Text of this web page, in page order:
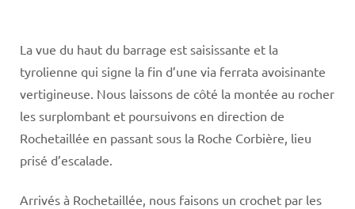
La vue du haut du barrage est saisissante et la
tyrolienne qui signe la fin d’une via ferrata avoisinante
vertigineuse. Nous laissons de côté la montée au rocher
les surplombant et poursuivons en direction de
Rochetaillée en passant sous la Roche Corbière, lieu
prisé d’escalade.
Arrivés à Rochetaillée, nous faisons un crochet par les